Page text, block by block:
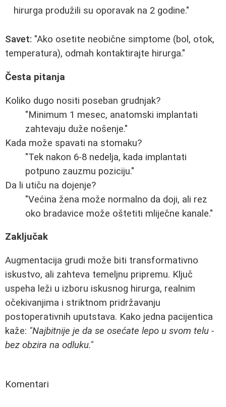
hirurga produžili su oporavak na 2 godine."
Savet: "Ako osetite neobične simptome (bol, otok,
temperatura), odmah kontaktirajte hirurga."
Česta pitanja
Koliko dugo nositi poseban grudnjak?
"Minimum 1 mesec, anatomski implantati
zahtevaju duže nošenje."
Kada može spavati na stomaku?
"Tek nakon 6-8 nedelja, kada implantati
potpuno zauzmu poziciju."
Da li utiču na dojenje?
"Većina žena može normalno da doji, ali rez
oko bradavice može oštetiti mliječne kanale."
Zaključak
Augmentacija grudi može biti transformativno
iskustvo, ali zahteva temeljnu pripremu. Ključ
uspeha leži u izboru iskusnog hirurga, realnim
očekivanjima i striktnom pridržavanju
postoperativnih uputstava. Kako jedna pacijentica
kaže: "Najbitnije je da se osećate lepo u svom telu -
bez obzira na odluku."
Komentari